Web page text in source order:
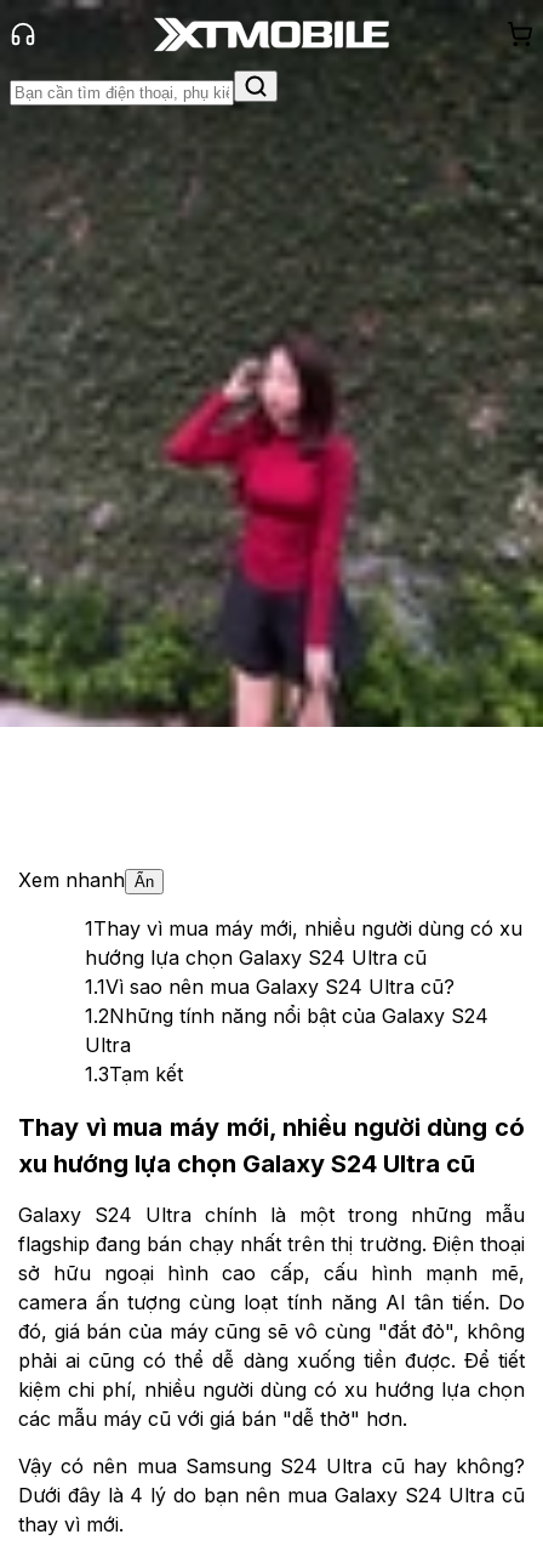
Tin tức
Tư vấn
Tin Mới
Đánh Giá - Trên Tay So Sánh Tư vấn
Khuyến
mãiThủ thuật Hỏi đáp App - Game Thông báo
Khách
hàng - Sự kiện
Đây là lý do nên mua Galaxy S24
Ultra cũ thay vì mới
Anh Thư
Ngày đăng:
16/05/2024
Cập nhật: 16/05/2024
Theo dõi XTMobile trên
Xem nhanh Ẩn
1Thay vì mua máy mới, nhiều người dùng có xu
hướng lựa chọn Galaxy S24 Ultra cũ
1.1Vì sao nên mua Galaxy S24 Ultra cũ?
1.2Những tính năng nổi bật của Galaxy S24
Ultra
1.3Tạm kết
Thay vì mua máy mới, nhiều người dùng có
xu hướng lựa chọn Galaxy S24 Ultra cũ
Galaxy S24 Ultra chính là một trong những mẫu
flagship đang bán chạy nhất trên thị trường. Điện thoại
sở hữu ngoại hình cao cấp, cấu hình mạnh mẽ,
camera ấn tượng cùng loạt tính năng AI tân tiến. Do
đó, giá bán của máy cũng sẽ vô cùng "đắt đỏ", không
phải ai cũng có thể dễ dàng xuống tiền được. Để tiết
kiệm chi phí, nhiều người dùng có xu hướng lựa chọn
các mẫu máy cũ với giá bán "dễ thở" hơn.
Vậy có nên mua Samsung S24 Ultra cũ hay không?
Dưới đây là 4 lý do bạn nên mua Galaxy S24 Ultra cũ
thay vì mới.